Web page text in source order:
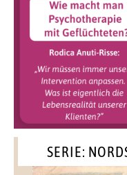
SERIE: